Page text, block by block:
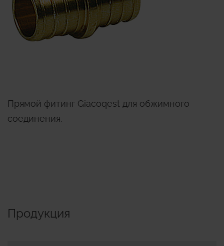
Прямой фитинг Giacoqest для обжимного
соединения.
Продукция